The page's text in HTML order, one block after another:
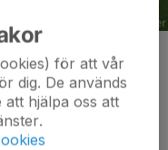
för att vår
dig. De används
hjälpa oss att